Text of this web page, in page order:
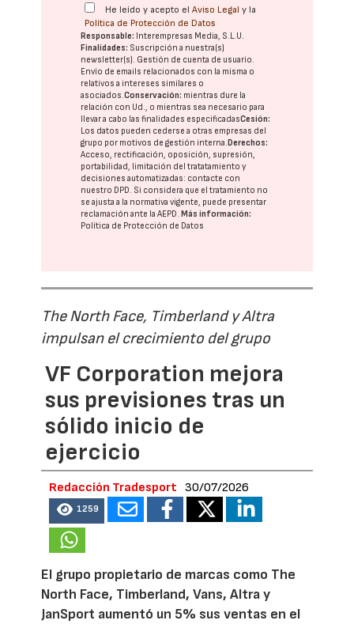
He leído y acepto elAviso Legal y la
Política de Protección de Datos
Responsable: Interempresas Media, S.L.U.
Finalidades: Suscripción a nuestra(s)
newsletter(s). Gestión de cuenta de usuario.
Envío de emails relacionados con la misma o
relativos a intereses similares o
asociados.Conservación: mientras dure la
relación con Ud., o mientras sea necesario para
llevar a cabo las finalidades especificadasCesión:
Los datos pueden cederse a otras empresas del
grupo por motivos de gestión interna. Derechos:
Acceso, rectificación, oposición, supresión,
portabilidad, limitación del tratatamiento y
decisiones automatizadas: contacte con
nuestro DPD. Si considera que el tratamiento no
se ajusta a la normativa vigente, puede presentar
reclamación ante laAEPD. Más información:
Política de Protección de Datos
The North Face, Timberland y Altra
impulsan el crecimiento del grupo
VF Corporation mejora
sus previsiones tras un
sólido inicio de
ejercicio
Redacción Tradesport 30/07/2026
1259
El grupo propietario de marcas como The
North Face, Timberland, Vans, Altra y
JanSport aumentó un 5% sus ventas en el